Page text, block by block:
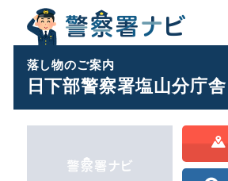
落し物のご案内
日下部警察署塩山分庁舎